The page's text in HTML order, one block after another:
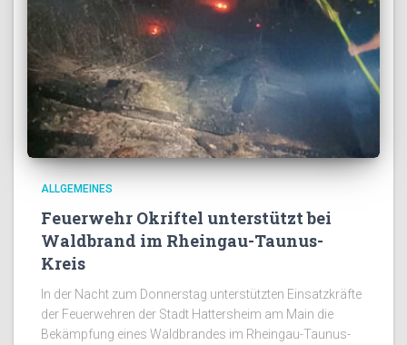
ALLGEMEINES
Feuerwehr Okriftel unterstützt bei
Waldbrand im Rheingau-Taunus-
Kreis
In der Nacht zum Donnerstag unterstützten Einsatzkräfte
der Feuerwehren der Stadt Hattersheim am Main die
Bekämpfung eines Waldbrandes im Rheingau-Taunus-